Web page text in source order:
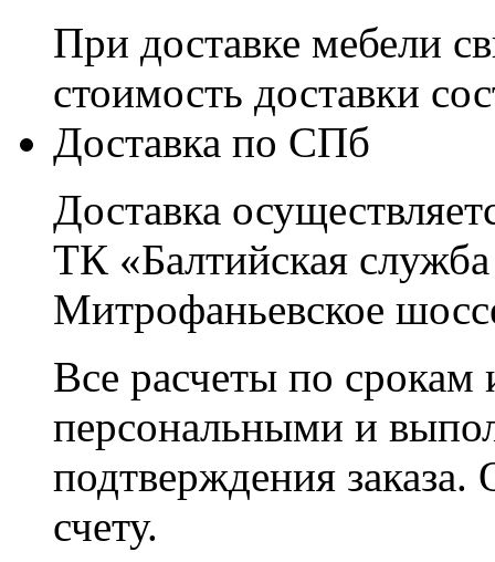
При доставке мебели
стоимость доставки
Доставка по СПб
Доставка
ТК «Балтийская
Митрофаньевское
Все расчеты по срокам
персональными и
подтверждения заказа.
счету.